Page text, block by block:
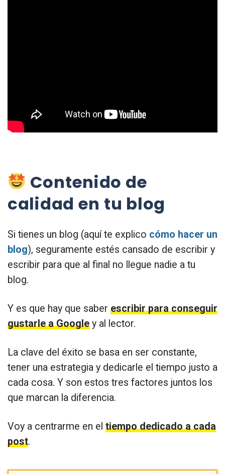
Contenido de
calidad en tu blog
Si tienes un blog (aquí te explico cómo hacer un
blog), seguramente estés cansado de escribir y
escribir para que al final no llegue nadie a tu
blog.
Y es que hay que saber escribir para conseguir
gustarle a Google y al lector.
La clave del éxito se basa en ser constante,
tener una estrategia y dedicarle el tiempo justo a
cada cosa. Y son estos tres factores juntos los
que marcan la diferencia.
Voy a centrarme en el tiempo dedicado a cada
post.